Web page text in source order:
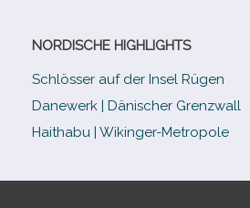
NORDISCHE HIGHLIGHTS
Schlösser auf der Insel Rügen
Danewerk | Dänischer Grenzwall
Haithabu | Wikinger-Metropole